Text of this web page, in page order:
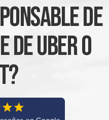
De
De Uber O